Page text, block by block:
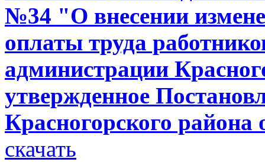
№34 "О внесении
оплаты труда
администрации
утвержденное
Красногорского района
скачать